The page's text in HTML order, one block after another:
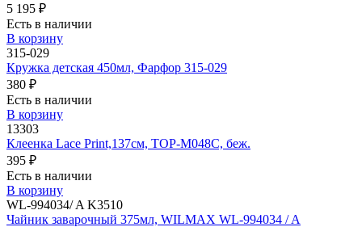
5 195 ₽
Есть в наличии
В корзину
315-029
Кружка детская 450мл, Фарфор 315-029
380 ₽
Есть в наличии
В корзину
13303
Клеенка Lace Print,137см, TOP-M048C, беж.
395 ₽
Есть в наличии
В корзину
WL-994034/ A K3510
Чайник заварочный 375мл, WILMAX WL-994034 / A